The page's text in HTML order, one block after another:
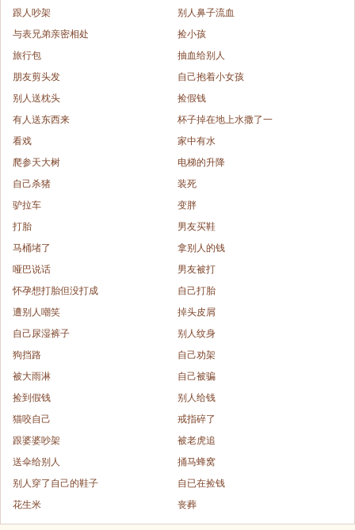
跟人吵架
别人鼻子流血
与表兄弟亲密相处
捡小孩
旅行包
抽血给别人
朋友剪头发
自己抱着小女孩
别人送枕头
捡假钱
有人送东西来
杯子掉在地上水撒了一
看戏
家中有水
爬参天大树
电梯的升降
自己杀猪
装死
驴拉车
变胖
打胎
男友买鞋
马桶堵了
拿别人的钱
哑巴说话
男友被打
怀孕想打胎但没打成
自己打胎
遭别人嘲笑
掉头皮屑
自己尿湿裤子
别人纹身
狗挡路
自己劝架
被大雨淋
自己被骗
捡到假钱
别人给钱
猫咬自己
戒指碎了
跟婆婆吵架
被老虎追
送伞给别人
捅马蜂窝
别人穿了自己的鞋子
自已在捡钱
花生米
丧葬